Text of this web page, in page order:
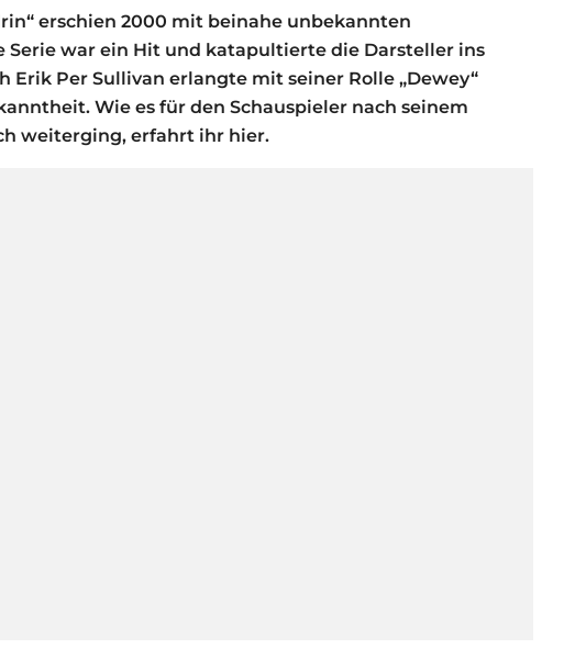
erschien 2000 mit beinahe unbekannten
Serie war ein Hit und katapultierte die Darsteller ins
Erik Per Sullivan erlangte mit seiner Rolle „Dewey“
Wie es für den Schauspieler nach seinem
weiterging, erfahrt ihr hier.